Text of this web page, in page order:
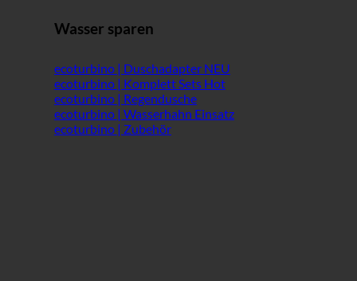
Wasser sparen
ecoturbino | Duschadapter
ecoturbino | Komplett Sets
ecoturbino | Regendusche
ecoturbino | Wasserhahn Einsatz
ecoturbino | Zubehör